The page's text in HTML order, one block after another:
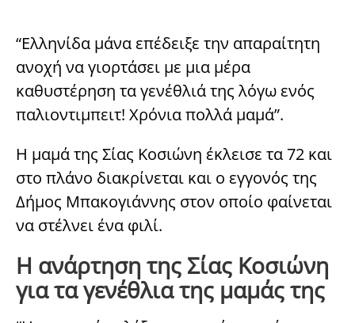
“Ελληνίδα μάνα επέδειξε την απαραίτητη
ανοχή να γιορτάσει με μια μέρα
καθυστέρηση τα γενέθλιά της λόγω ενός
παλιοντιμπειτ! Χρόνια πολλά μαμά”.
Η μαμά της Σίας Κοσιώνη έκλεισε τα 72 και
στο πλάνο διακρίνεται και ο εγγονός της
Δήμος Μπακογιάννης στον οποίο φαίνεται
να στέλνει ένα φιλί.
Η ανάρτηση της Σίας Κοσιώνη
για τα γενέθλια της μαμάς της